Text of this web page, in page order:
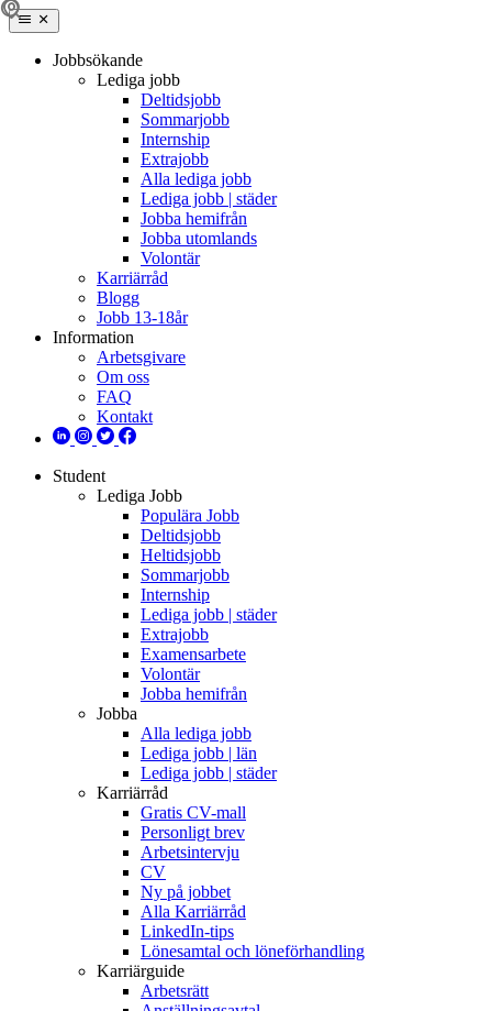
Jobbsökande
Lediga jobb
Deltidsjobb
Sommarjobb
Internship
Extrajobb
Alla lediga jobb
Lediga jobb | städer
Jobba hemifrån
Jobba utomlands
Volontär
Karriärråd
Blogg
Jobb 13-18år
Information
Arbetsgivare
Om oss
FAQ
Kontakt
Student
Lediga Jobb
Populära Jobb
Deltidsjobb
Heltidsjobb
Sommarjobb
Internship
Lediga jobb | städer
Extrajobb
Examensarbete
Volontär
Jobba hemifrån
Jobba
Alla lediga jobb
Lediga jobb | län
Lediga jobb | städer
Karriärråd
Gratis CV-mall
Personligt brev
Arbetsintervju
CV
Ny på jobbet
Alla Karriärråd
LinkedIn-tips
Lönesamtal och löneförhandling
Karriärguide
Arbetsrätt